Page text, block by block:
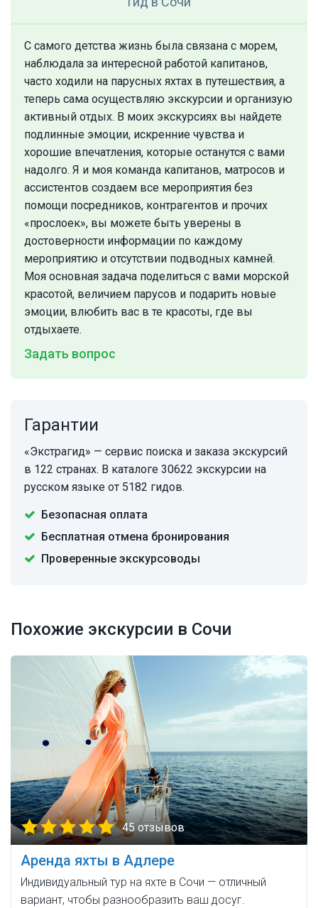
С самого детства жизнь была связана с морем,
наблюдала за интересной работой капитанов,
часто ходили на парусных яхтах в путешествия, а
теперь сама осуществляю экскурсии и организую
активный отдых. В моих экскурсиях вы найдете
подлинные эмоции, искренние чувства и
хорошие впечатления, которые останутся с вами
надолго. Я и моя команда капитанов, матросов и
ассистентов создаем все мероприятия без
помощи посредников, контрагентов и прочих
«прослоек», вы можете быть уверены в
достоверности информации по каждому
мероприятию и отсутствии подводных камней.
Моя основная задача поделиться с вами морской
красотой, величием парусов и подарить новые
эмоции, влюбить вас в те красоты, где вы
отдыхаете.
Задать вопрос
Гарантии
«Экстрагид» — сервис поиска и заказа экскурсий
в 122 странах. В каталоге 30622 экскурсии на
русском языке от 5182 гидов.
Безопасная оплата
Бесплатная отмена бронирования
Проверенные экскурсоводы
Похожие экскурсии в Сочи
45 отзывов
Аренда яхты в Адлере
Индивидуальный тур на яхте в Сочи — отличный
вариант, чтобы разнообразить ваш досуг.